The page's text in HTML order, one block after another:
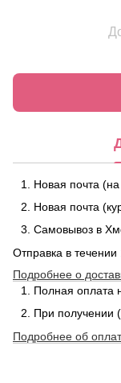
Новая почта
Новая почта
Самовывоз в
Отправка в
Подробнее о
Полная оплата
При получении
Подробнее об